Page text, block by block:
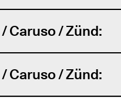
Caruso / Zünd:
Caruso / Zünd: